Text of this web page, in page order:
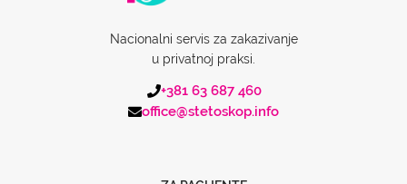
Nacionalni servis za zakazivanje
u privatnoj praksi.
+381 63 687 460
office@stetoskop.info